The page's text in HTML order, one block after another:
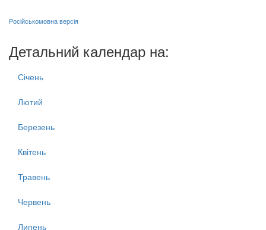
Російськомовна версія
Детальний календар на:
Січень
Лютий
Березень
Квітень
Травень
Червень
Липень